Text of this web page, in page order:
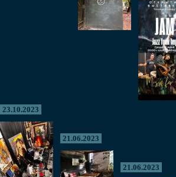
23.10.2023
21.06.2023
21.06.2023